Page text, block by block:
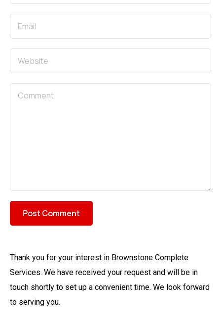
Thank you for your interest in Brownstone Complete
Services. We have received your request and will be in
touch shortly to set up a convenient time. We look forward
to serving you.